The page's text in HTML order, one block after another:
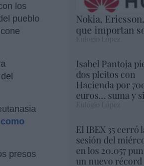
los
pueblo
como
presos
Nokia,
que importan
Eulogio López
Isabel Pantoja
dos pleitos con
Hacienda por
euros... suma y
El IBEX 35 cerró
sesión del
en los 20.057
un nuevo récord